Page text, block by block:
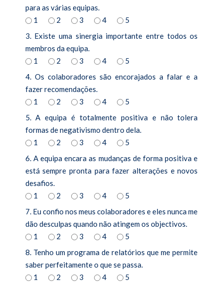
para as várias equipas.
1
2 3 4
5
3. Existe uma sinergia importante entre todos os
membros da equipa.
1
2 3 4
5
4. Os colaboradores são encorajados a falar e a
fazer recomendações.
1
2 3 4
5
5. A equipa é totalmente positiva e não tolera
formas de negativismo dentro dela.
1
2 3 4
5
6. A equipa encara as mudanças de forma positiva e
está sempre pronta para fazer alterações e novos
desafios.
1
2 3 4
5
7. Eu confio nos meus colaboradores e eles nunca me
dão desculpas quando não atingem os objectivos.
1
2 3 4
5
8. Tenho um programa de relatórios que me permite
saber perfeitamente o que se passa.
1
2 3 4
5